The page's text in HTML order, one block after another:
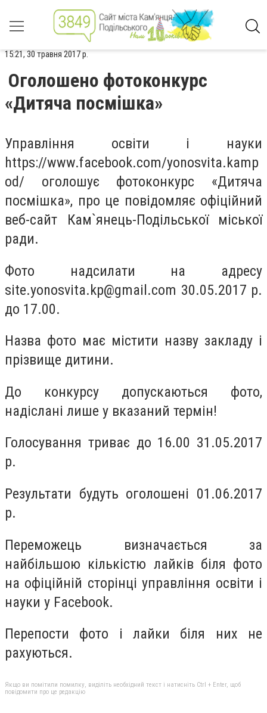
15:21, 30 травня 2017 р.
Оголошено фотоконкурс
«Дитяча посмішка»
Управління освіти і науки
https://www.facebook.com/yonosvita.kamp
od/ оголошує фотоконкурс «Дитяча
посмішка», про це повідомляє офіційний
веб-сайт Кам`янець-Подільської міської
ради.
Фото надсилати на адресу
site.yonosvita.kp@gmail.com 30.05.2017 р.
до 17.00.
Назва фото має містити назву закладу і
прізвище дитини.
До конкурсу допускаються фото,
надіслані лише у вказаний термін!
Голосування триває до 16.00 31.05.2017
р.
Результати будуть оголошені 01.06.2017
р.
Переможець визначається за
найбільшою кількістю лайків біля фото
на офіційній сторінці управління освіти і
науки у Facebook.
Перепости фото і лайки біля них не
рахуються.
Якщо ви помітили помилку, виділіть необхідний текст і натисніть Ctrl + Enter, щоб
повідомити про це редакцію